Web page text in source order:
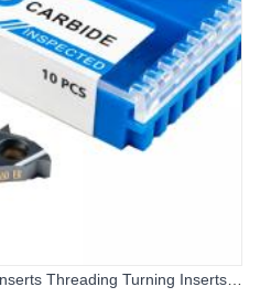
Threading Turning Inserts